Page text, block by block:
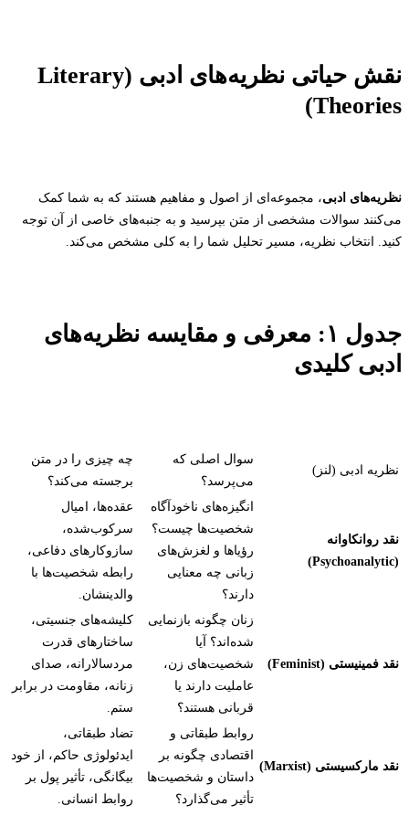
نقش حیاتی نظریه‌های ادبی (Literary
Theories)
نظریه‌های ادبی، مجموعه‌ای از اصول و مفاهیم هستند که به شما کمک
می‌کنند سوالات مشخصی از متن بپرسید و به جنبه‌های خاصی از آن توجه
کنید. انتخاب نظریه، مسیر تحلیل شما را به کلی مشخص می‌کند.
جدول ۱: معرفی و مقایسه نظریه‌های
ادبی کلیدی
نظریه ادبی (لنز)
سوال اصلی که
می‌پرسد؟
چه چیزی را در متن
برجسته می‌کند؟
نقد روانکاوانه
(Psychoanalytic)
انگیزه‌های ناخودآگاه
شخصیت‌ها چیست؟
رؤیاها و لغزش‌های
زبانی چه معنایی
دارند؟
عقده‌ها، امیال
سرکوب‌شده،
سازوکارهای دفاعی،
رابطه شخصیت‌ها با
والدینشان.
نقد فمینیستی (Feminist)
زنان چگونه بازنمایی
شده‌اند؟ آیا
شخصیت‌های زن،
عاملیت دارند یا
قربانی هستند؟
کلیشه‌های جنسیتی،
ساختارهای قدرت
مردسالارانه، صدای
زنانه، مقاومت در برابر
ستم.
نقد مارکسیستی (Marxist)
روابط طبقاتی و
اقتصادی چگونه بر
داستان و شخصیت‌ها
تأثیر می‌گذارد؟
تضاد طبقاتی،
ایدئولوژی حاکم، از خود
بیگانگی، تأثیر پول بر
روابط انسانی.